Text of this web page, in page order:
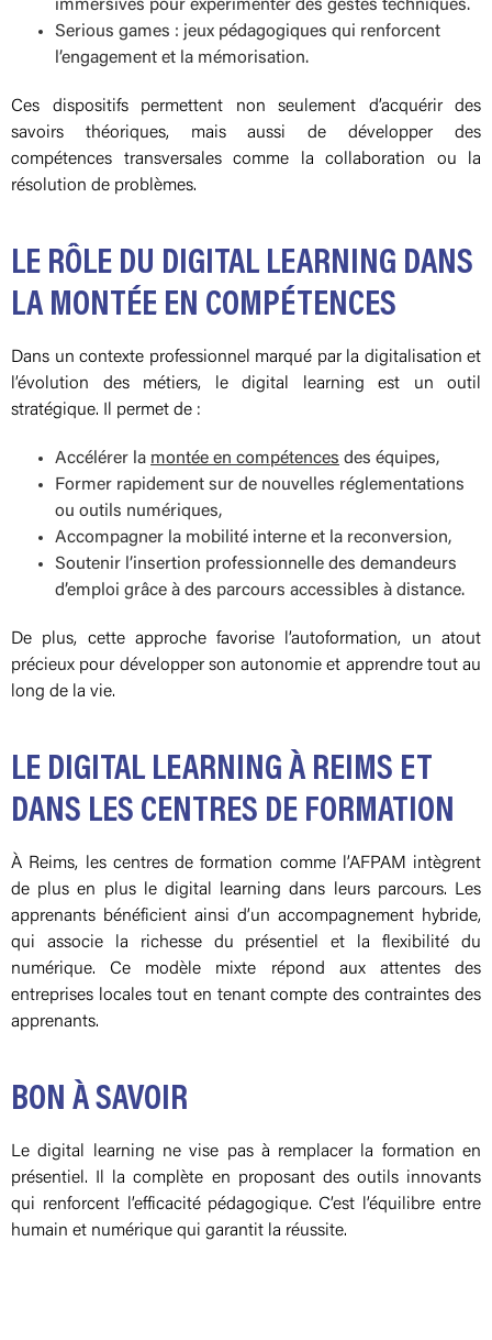
immersives pour expérimenter des gestes techniques.
Serious games : jeux pédagogiques qui renforcent
l’engagement et la mémorisation.
Ces dispositifs permettent non seulement d’acquérir des
savoirs théoriques, mais aussi de développer des
compétences transversales comme la collaboration ou la
résolution de problèmes.
LE RÔLE DU DIGITAL LEARNING DANS
LA MONTÉE EN COMPÉTENCES
Dans un contexte professionnel marqué par la digitalisation et
l’évolution des métiers, le digital learning est un outil
stratégique. Il permet de :
Accélérer la montée en compétences des équipes,
Former rapidement sur de nouvelles réglementations
ou outils numériques,
Accompagner la mobilité interne et la reconversion,
Soutenir l’insertion professionnelle des demandeurs
d’emploi grâce à des parcours accessibles à distance.
De plus, cette approche favorise l’autoformation, un atout
précieux pour développer son autonomie et apprendre tout au
long de la vie.
LE DIGITAL LEARNING À REIMS ET
DANS LES CENTRES DE FORMATION
À Reims, les centres de formation comme l’AFPAM intègrent
de plus en plus le digital learning dans leurs parcours. Les
apprenants bénéficient ainsi d’un accompagnement hybride,
qui associe la richesse du présentiel et la flexibilité du
numérique. Ce modèle mixte répond aux attentes des
entreprises locales tout en tenant compte des contraintes des
apprenants.
BON À SAVOIR
Le digital learning ne vise pas à remplacer la formation en
présentiel. Il la complète en proposant des outils innovants
qui renforcent l’efficacité pédagogique. C’est l’équilibre entre
humain et numérique qui garantit la réussite.